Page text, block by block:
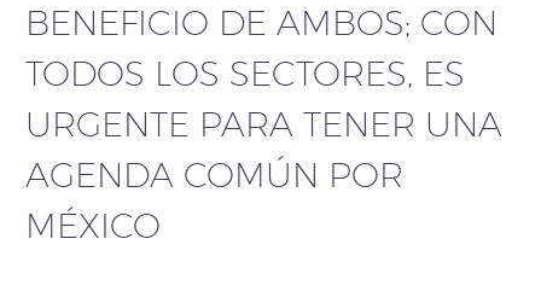
BENEFICIO DE AMBOS; CON
TODOS LOS SECTORES, ES
URGENTE PARA TENER UNA
AGENDA COMÚN POR
MÉXICO